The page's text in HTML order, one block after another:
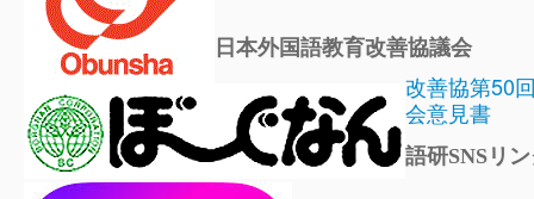
日本外国語教育改善協議会
改善協第50
会意見書
語研SNSリ